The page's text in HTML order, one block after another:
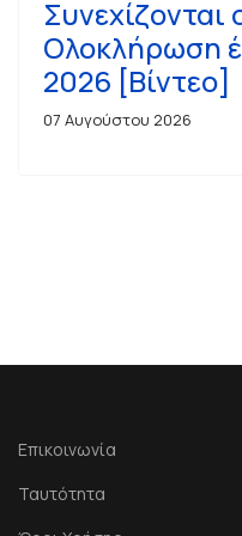
Συνεχίζονται
Ολοκλήρωση
2026 [Βίντεο]
07 Αυγούστου 2026
Επικοινωνία
Ταυτότητα